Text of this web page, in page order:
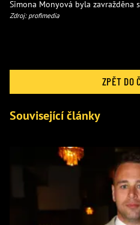
Simona Monyová byla zavražděna
Zdroj: profimedia
ZPĚT DO
Související články